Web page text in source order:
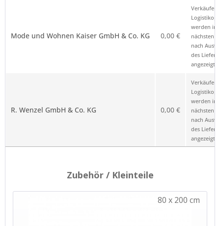
Mode und Wohnen Kaiser GmbH & Co. KG 0,00 €
Verkäufer
werden im
nächsten
nach
des
angezeigt.
R. Wenzel GmbH & Co. KG 0,00 €
Verkäufer
werden im
nächsten
nach
des
angezeigt.